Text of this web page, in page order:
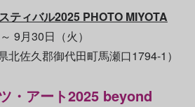
ティバル2025 PHOTO MIYOTA
9月30日（火）
北佐久郡御代田町馬瀬口1794-1）
・アート2025 beyond